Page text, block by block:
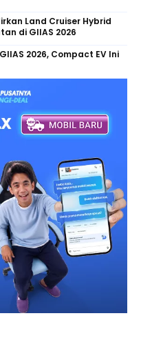
Land Cruiser Hybrid
di GIIAS 2026
2026, Compact EV Ini